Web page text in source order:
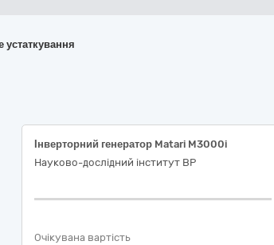
устаткування
Інверторний генератор Matari M3000i
Науково-дослідний інститут ВР
Очікувана вартість